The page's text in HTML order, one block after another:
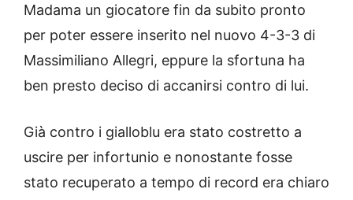
Madama un giocatore fin da subito pronto
per poter essere inserito nel nuovo 4-3-3 di
Massimiliano Allegri, eppure la sfortuna ha
ben presto deciso di accanirsi contro di lui.
Già contro i gialloblu era stato costretto a
uscire per infortunio e nonostante fosse
stato recuperato a tempo di record era chiaro